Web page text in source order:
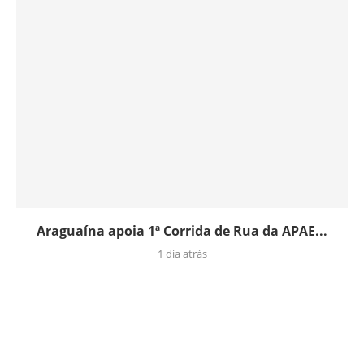
Araguaína apoia 1ª Corrida de Rua da APAE...
1 dia atrás